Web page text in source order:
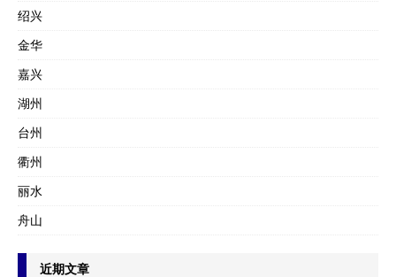
绍兴
金华
嘉兴
湖州
台州
衢州
丽水
舟山
近期文章